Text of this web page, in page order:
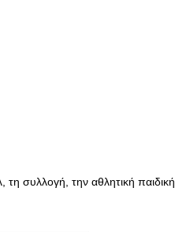
τη συλλογή, την αθλητική παιδική